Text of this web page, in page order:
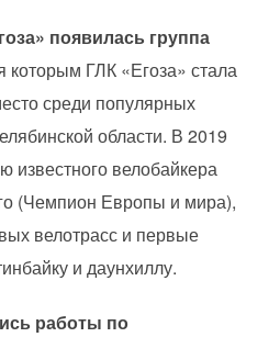
появилась группа
которым ГЛК «Егоза» стала
среди популярных
области. В 2019
известного велобайкера
(Чемпион Европы и мира),
велотрасс и первые
и даунхиллу.
работы по